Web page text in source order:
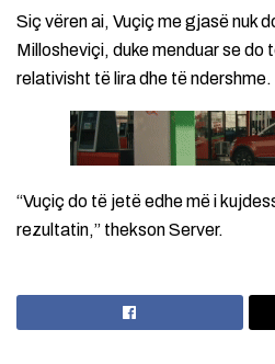
Siç vëren ai, Vuçiç me gjasë nuk
Millosheviçi, duke menduar se
relativisht të lira dhe të ndershme.
“Vuçiç do të jetë edhe më i
rezultatin,” thekson Server.